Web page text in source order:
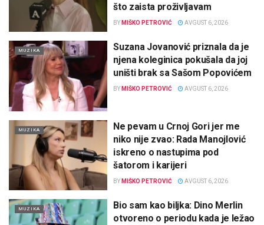
što zaista proživljavam
BY MIŠKO PETROVIĆ AVGUST 6, 2026
MUZIKA
Suzana Jovanović priznala da je
njena koleginica pokušala da joj
uništi brak sa Sašom Popovićem
BY MIŠKO PETROVIĆ AVGUST 6, 2026
MUZIKA
Ne pevam u Crnoj Gori jer me
niko nije zvao: Rada Manojlović
iskreno o nastupima pod
šatorom i karijeri
BY MIŠKO PETROVIĆ AVGUST 6, 2026
MUZIKA
Bio sam kao biljka: Dino Merlin
otvoreno o periodu kada je ležao